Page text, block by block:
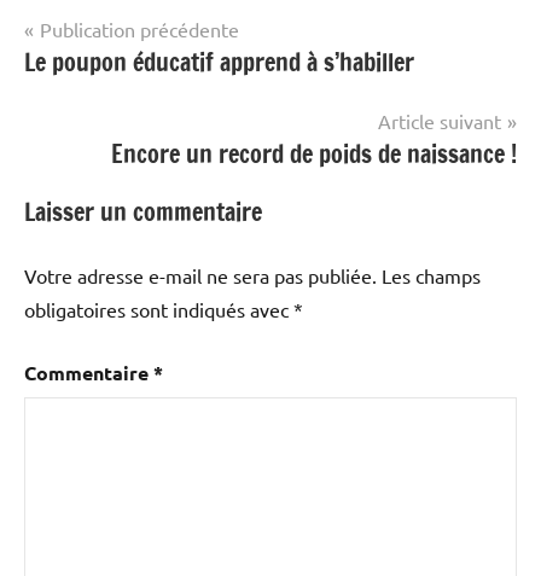
Navigation
de
Publication précédente
Le poupon éducatif apprend à s’habiller
Article suivant
Encore un record de poids de naissance !
Laisser un commentaire
Votre adresse e-mail ne sera pas publiée. Les champs
obligatoires sont indiqués avec *
Commentaire*